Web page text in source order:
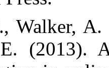
26. Kuo, Y.
Schroder,